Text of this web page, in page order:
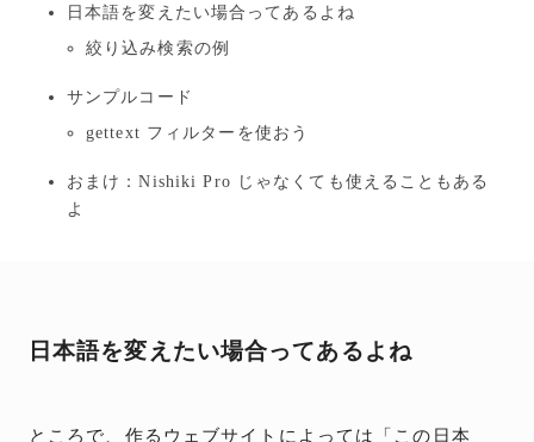
日本語を変えたい場合ってあるよね
絞り込み検索の例
サンプルコード
gettext フィルターを使おう
おまけ：Nishiki Pro じゃなくても使えることもある
よ
日本語を変えたい場合ってあるよね
ところで、作るウェブサイトによっては「この日本